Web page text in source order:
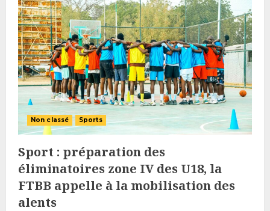
Non classé Sports
Sport : préparation des
éliminatoires zone IV des U18, la
FTBB appelle à la mobilisation des
alents